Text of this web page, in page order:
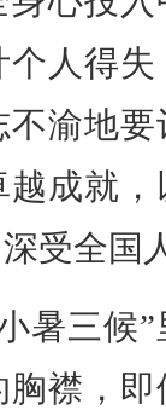
人得
不渝地
越成就
受全国
暑三候
胸襟，